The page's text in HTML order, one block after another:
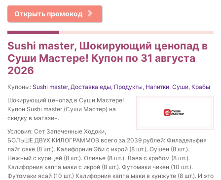
Открыть промокод
Sushi master, Шокирующий ценопад в
Суши Мастере! Купон по 31 августа
2026
Купоны: Sushi master, Доставка еды, Продукты, Напитки, Суши, Крабы
Шокирующий ценопад в Суши Мастере!
Купон Sushi master (Суши Мастер) на
скидку в магазин.
Условия: Сет Запеченные Ходоки,
БОЛЬШЕ ДВУХ КИЛОГРАММОВ всего за 2039 рублей: Филадельфия
лайт сяке (8 шт.). Калифорния Эби с икрой (8 шт.). Оушен (8 шт.).
Нежный с курицей (8 шт.). Оливье (8 шт.). Лава с крабом (8 шт.).
Калифорния каппа маки с икрой (8 шт.). Футомаки чикен (10 шт.).
Футомаки ясай (10 шт.) Калифорния каппа маки в кунжуте (8 шт.). И это